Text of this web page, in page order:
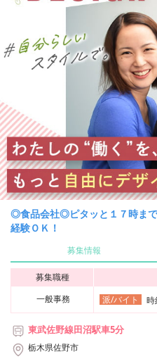
◎食品会社◎ピタッと１７時ま
経験ＯＫ！
募集情報
募集職種
一般事務
派/バイト 時
東武佐野線田沼駅車5分
栃木県佐野市